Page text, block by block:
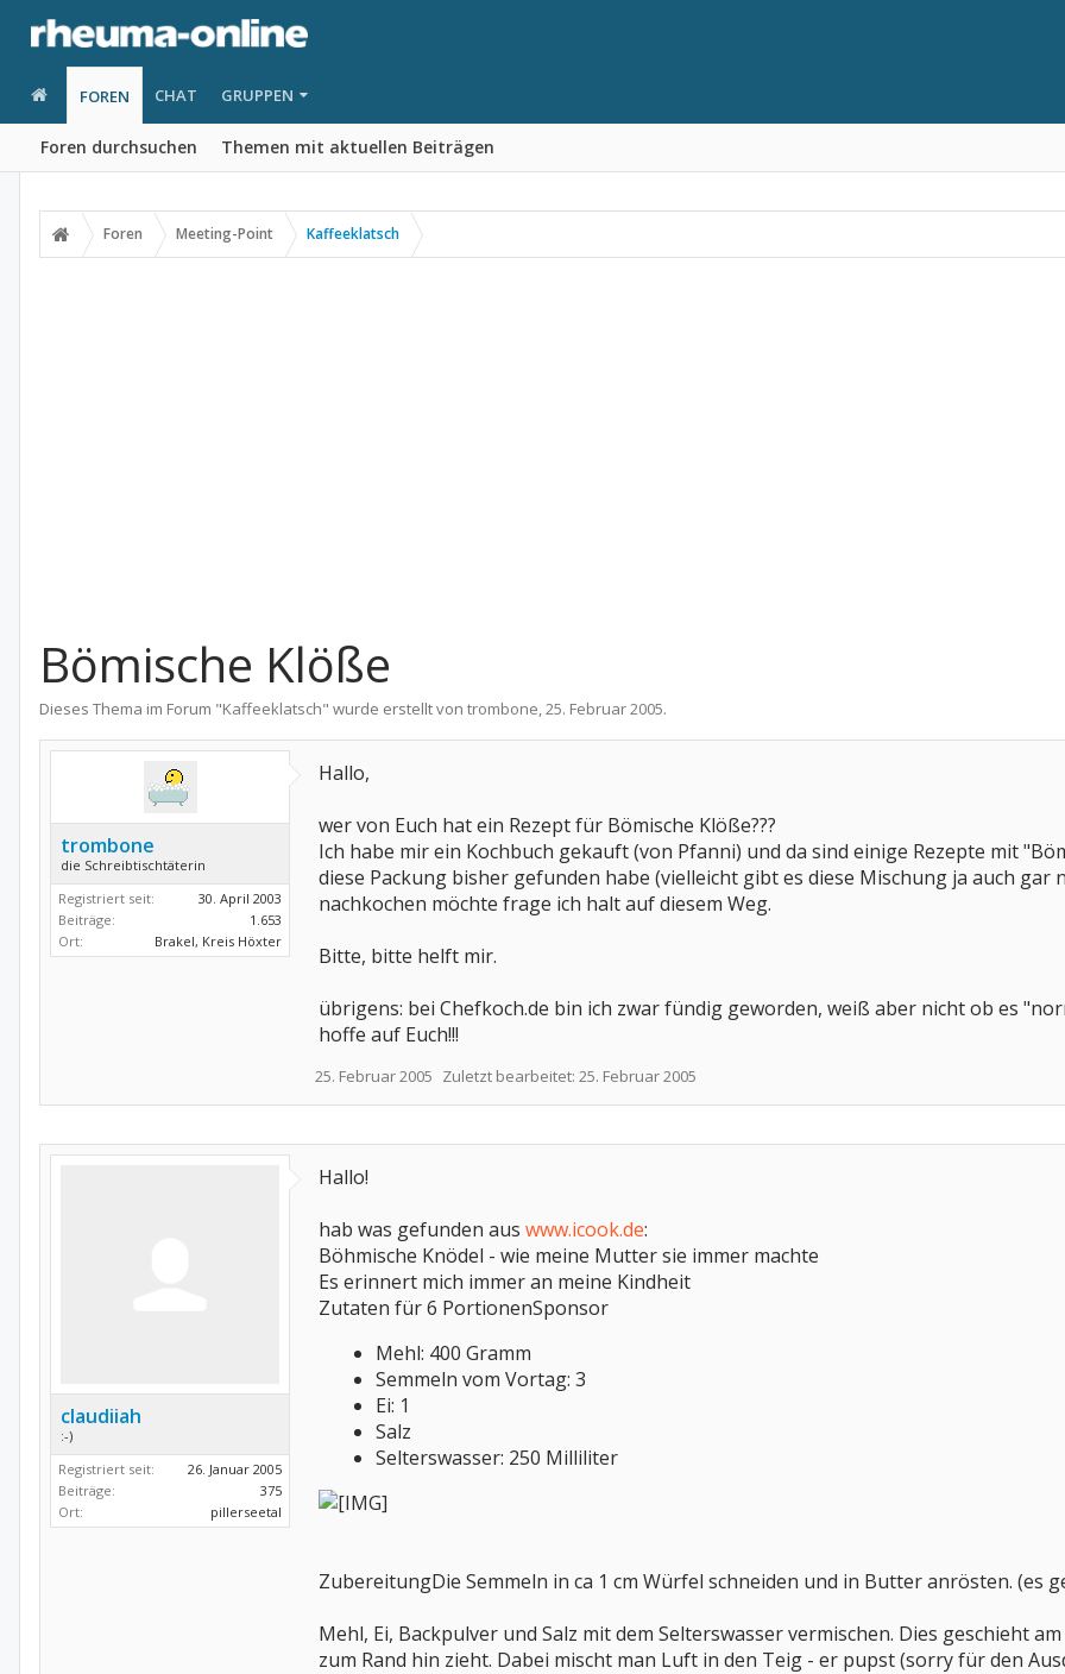
FOREN
Foren durchsuchen Themen mit aktuellen Beiträgen
CHAT GRUPPEN
Foren Meeting-Point Kaffeeklatsch
Bömische Klöße
Dieses Thema im Forum "Kaffeeklatsch" wurde erstellt von trombone,25. Februar 2005.
trombone
die Schreibtischtäterin
Registriert seit:
30. April 2003
Beiträge:
1.653
Ort:
Brakel, Kreis Höxter
Hallo,
wer von Euch hat ein Rezept für Bömische Klöße???
Ich habe mir ein Kochbuch gekauft (von Pfanni) und da sind einige Rezepte mit
diese Packung bisher gefunden habe (vielleicht gibt es diese Mischung ja auch gar
nachkochen möchte frage ich halt auf diesem Weg.
Bitte, bitte helft mir.
übrigens: bei Chefkoch.de bin ich zwar fündig geworden, weiß aber nicht ob es
hoffe auf Euch!!!
25. Februar 2005 Zuletzt bearbeitet: 25. Februar 2005
claudiiah
:-)
Registriert seit:
26. Januar 2005
Beiträge:
375
Ort:
pillerseetal
Hallo!
hab was gefunden aus www.icook.de:
Böhmische Knödel - wie meine Mutter sie immer machte
Es erinnert mich immer an meine Kindheit
Zutaten für 6 PortionenSponsor
Mehl: 400 Gramm
Semmeln vom Vortag: 3
Ei: 1
Salz
Selterswasser: 250 Milliliter
ZubereitungDie Semmeln in ca 1 cm Würfel schneiden und in Butter anrösten. (es
Mehl, Ei, Backpulver und Salz mit dem Selterswasser vermischen. Dies geschieht
zum Rand hin zieht. Dabei mischt man Luft in den Teig - er pupst (sorry für den